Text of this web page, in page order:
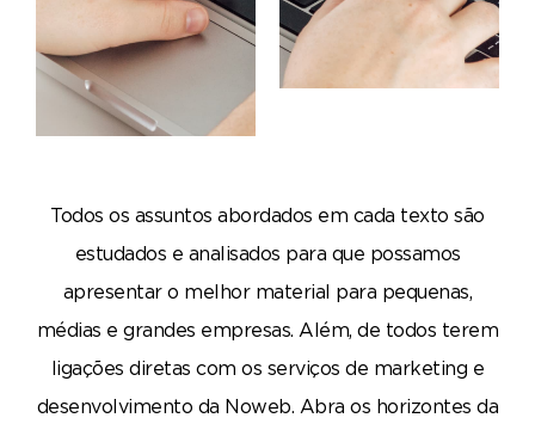
Todos os assuntos abordados em cada texto são
estudados e analisados para que possamos
apresentar o melhor material para pequenas,
médias e grandes empresas. Além, de todos terem
ligações diretas com os serviços de marketing e
desenvolvimento da Noweb. Abra os horizontes da